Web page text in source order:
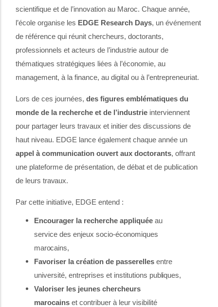
scientifique et de l’innovation au Maroc. Chaque année,
l’école organise les EDGE Research Days, un événement
de référence qui réunit chercheurs, doctorants,
professionnels et acteurs de l’industrie autour de
thématiques stratégiques liées à l’économie, au
management, à la finance, au digital ou à l’entrepreneuriat.
Lors de ces journées, des figures emblématiques du
monde de la recherche et de l’industrie interviennent
pour partager leurs travaux et initier des discussions de
haut niveau. EDGE lance également chaque année un
appel à communication ouvert aux doctorants, offrant
une plateforme de présentation, de débat et de publication
de leurs travaux.
Par cette initiative, EDGE entend :
Encourager la recherche appliquée au
service des enjeux socio-économiques
marocains,
Favoriser la création de passerelles entre
université, entreprises et institutions publiques,
Valoriser les jeunes chercheurs
marocains et contribuer à leur visibilité